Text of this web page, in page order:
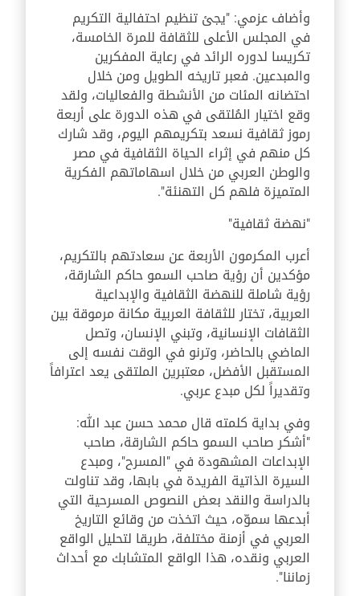
وأضاف عزمي: "يجئ تنظيم احتفالية التكريم
في المجلس الأعلى للثقافة للمرة الخامسة،
تكريسا لدوره الرائد في رعاية المفكرين
والمبدعين. فعبر تاريخه الطويل ومن خلال
احتضانه المئات من الأنشطة والفعاليات، ولقد
وقع اختيار المُلتقى في هذه الدورة على أربعة
رموز ثقافية نسعد بتكريمهم اليوم، وقد شارك
كل منهم في إثراء الحياة الثقافية في مصر
والوطن العربي من خلال اسهاماتهم الفكرية
المتميزة فلهم كل التهنئة".
"نهضة ثقافية"
أعرب المكرمون الأربعة عن سعادتهم بالتكريم،
مؤكدين أن رؤية صاحب السمو حاكم الشارقة،
رؤية شاملة للنهضة الثقافية والإبداعية
العربية، تختار للثقافة العربية مكانة مرموقة بين
الثقافات الإنسانية، وتبني الإنسان، وتصل
الماضي بالحاضر، وترنو في الوقت نفسه إلى
المستقبل الأفضل، معتبرين الملتقى يعد اعترافاً
وتقديراً لكل مبدع عربي.
وفي بداية كلمته قال محمد حسن عبد الله:
"أشكر صاحب السمو حاكم الشارقة، صاحب
الإبداعات المشهودة في "المسرح"، ومبدع
السيرة الذاتية الفريدة في بابها، وقد تناولت
بالدراسة والنقد بعض النصوص المسرحية التي
أبدعها سموّه، حيث اتخذت من وقائع التاريخ
العربي في أزمنة مختلفة، طريقا لتحليل الواقع
العربي ونقده، هذا الواقع المتشابك مع أحداث
زماننا".